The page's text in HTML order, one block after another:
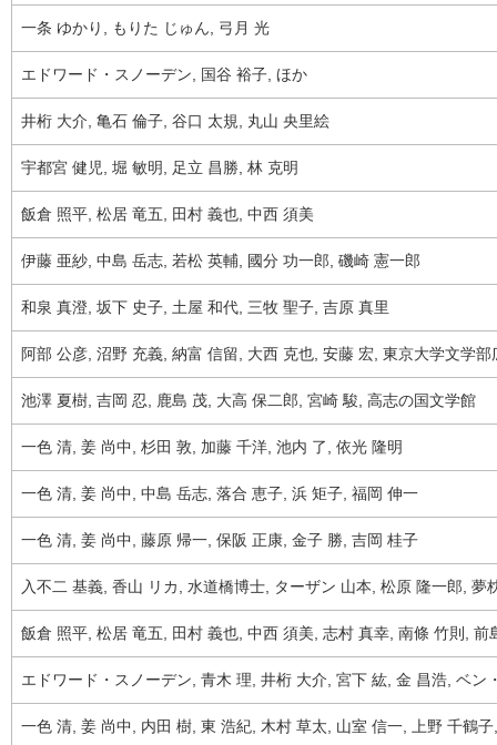
一条 ゆかり, もりた じゅん, 弓月 光
エドワード・スノーデン, 国谷 裕子, ほか
井桁 大介, 亀石 倫子, 谷口 太規, 丸山 央里絵
宇都宮 健児, 堀 敏明, 足立 昌勝, 林 克明
飯倉 照平, 松居 竜五, 田村 義也, 中西 須美
伊藤 亜紗, 中島 岳志, 若松 英輔, 國分 功一郎, 磯崎 憲一郎
和泉 真澄, 坂下 史子, 土屋 和代, 三牧 聖子, 吉原 真里
阿部 公彦, 沼野 充義, 納富 信留, 大西 克也, 安藤 宏, 東京大学文学部
池澤 夏樹, 吉岡 忍, 鹿島 茂, 大高 保二郎, 宮崎 駿, 高志の国文学館
一色 清, 姜 尚中, 杉田 敦, 加藤 千洋, 池内 了, 依光 隆明
一色 清, 姜 尚中, 中島 岳志, 落合 恵子, 浜 矩子, 福岡 伸一
一色 清, 姜 尚中, 藤原 帰一, 保阪 正康, 金子 勝, 吉岡 桂子
入不二 基義, 香山 リカ, 水道橋博士, ターザン 山本, 松原 隆一郎, 夢
飯倉 照平, 松居 竜五, 田村 義也, 中西 須美, 志村 真幸, 南條 竹則, 前
エドワード・スノーデン, 青木 理, 井桁 大介, 宮下 紘, 金 昌浩, ベン
一色 清, 姜 尚中, 内田 樹, 東 浩紀, 木村 草太, 山室 信一, 上野 千鶴